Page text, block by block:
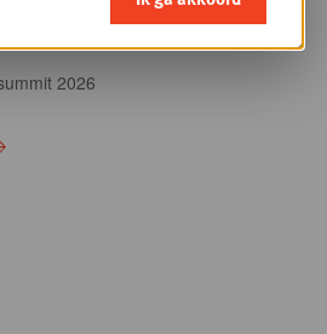
Summit
2026